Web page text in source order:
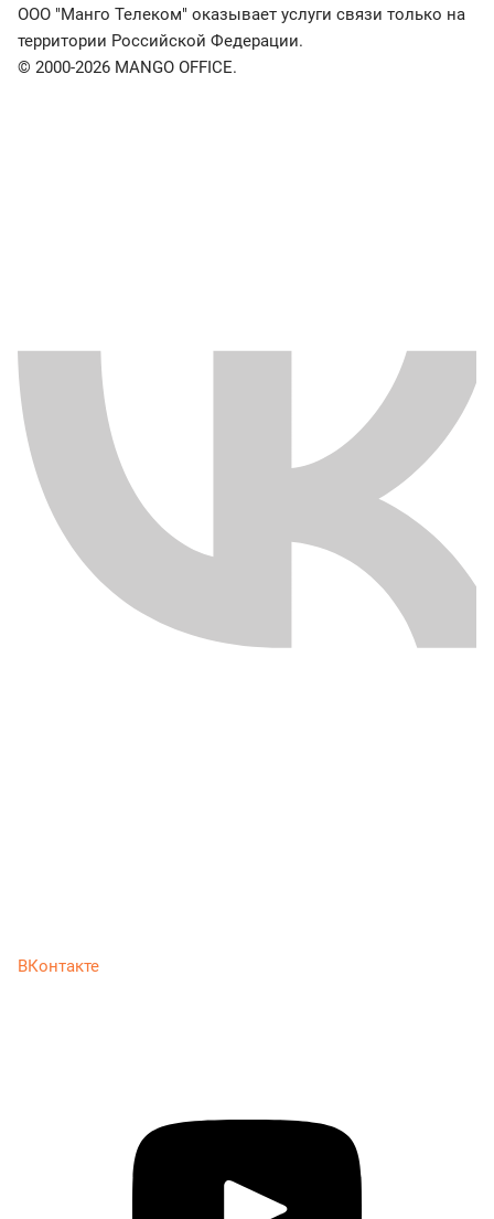
ООО "Манго Телеком" оказывает услуги связи только на
территории Российской Федерации.
© 2000-2026 MANGO OFFICE.
ВКонтакте